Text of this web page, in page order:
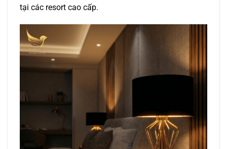
tại các resort cao cấp.